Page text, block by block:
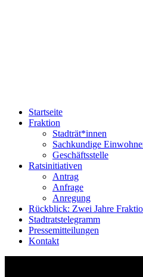
Startseite
Fraktion
Stadträt*innen
Sachkundige
Geschäftsstelle
Ratsinitiativen
Antrag
Anfrage
Anregung
Rückblick: Zwei Jahre
Stadtratstelegramm
Pressemitteilungen
Kontakt